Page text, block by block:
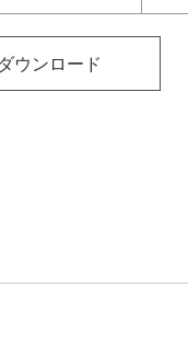
ウンロード